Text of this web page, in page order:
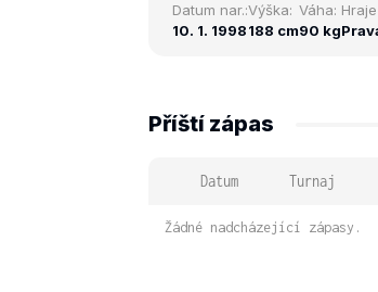
Datum nar.:
10. 1. 1998
Výška:
188 cm
Váha:
90 kg
Příští zápas
Datum Turnaj
Žádné nadcházející zápasy.